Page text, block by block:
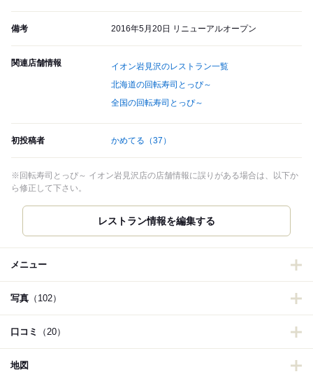
備考 2016年5月20日 リニューアルオープン
関連店舗情報
イオン岩見沢のレストラン一覧
北海道の回転寿司とっぴ～
全国の回転寿司とっぴ～
初投稿者 かめてる （37）
※回転寿司とっぴ～ イオン岩見沢店の店舗情報に誤りがある場合は、以下か
ら修正して下さい。
レストラン情報を編集する
メニュー
写真 （102）
口コミ （20）
地図